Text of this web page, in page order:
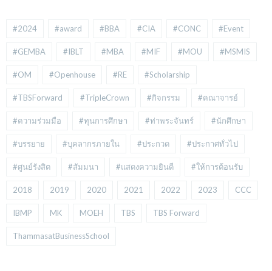
#2024 #award #BBA #CIA #CONC #Event
#GEMBA #IBLT #MBA #MIF #MOU #MSMIS
#OM #Openhouse #RE #Scholarship
#TBSForward #TripleCrown #กิจกรรม #คณาจารย์
#ความร่วมมือ #ทุนการศึกษา #ท่าพระจันทร์ #นักศึกษา
#บรรยาย #บุคลากรภายใน #ประกวด #ประกาศทั่วไป
#ศูนย์รังสิต #สัมมนา #แสดงความยินดี #ให้การต้อนรับ
2018 2019 2020 2021 2022 2023 CCC
IBMP MK MOEH TBS TBS Forward
ThammasatBusinessSchool